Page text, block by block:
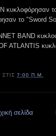
κυκλοφόρησαν
το "Sword
BAND
ATLANTIS
ΣΤΙΣ7:00 Π.Μ.
σελίδα